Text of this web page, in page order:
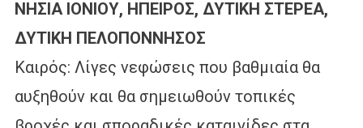
ΝΗΣΙΑ ΙΟΝΙΟΥ, ΗΠΕΙΡΟΣ, ΔΥΤΙΚΗ ΣΤΕΡΕΑ,
ΔΥΤΙΚΗ ΠΕΛΟΠΟΝΝΗΣΟΣ
Καιρός: Λίγες νεφώσεις που βαθμιαία θα
αυξηθούν και θα σημειωθούν τοπικές